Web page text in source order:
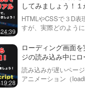
めることを知らない
24:39
してみましょう！
るチュートリアル
HTMLやCSSで３D表
すが、実際どのよう
動画ではまず基本的
のみで１から作るこ
19:28
ローディング画面
ジの読み込み中に
ションを表示させ
読み込みが遅いペー
アニメーション（